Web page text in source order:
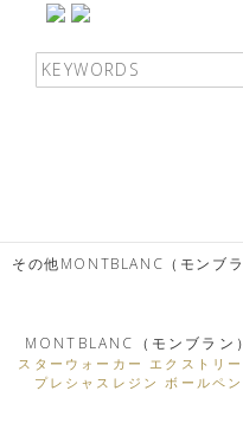
その他MONTBLANC（モンブ
MONTBLANC（モンブラン）
スターウォーカー エクストリー
プレシャスレジン ボールペン